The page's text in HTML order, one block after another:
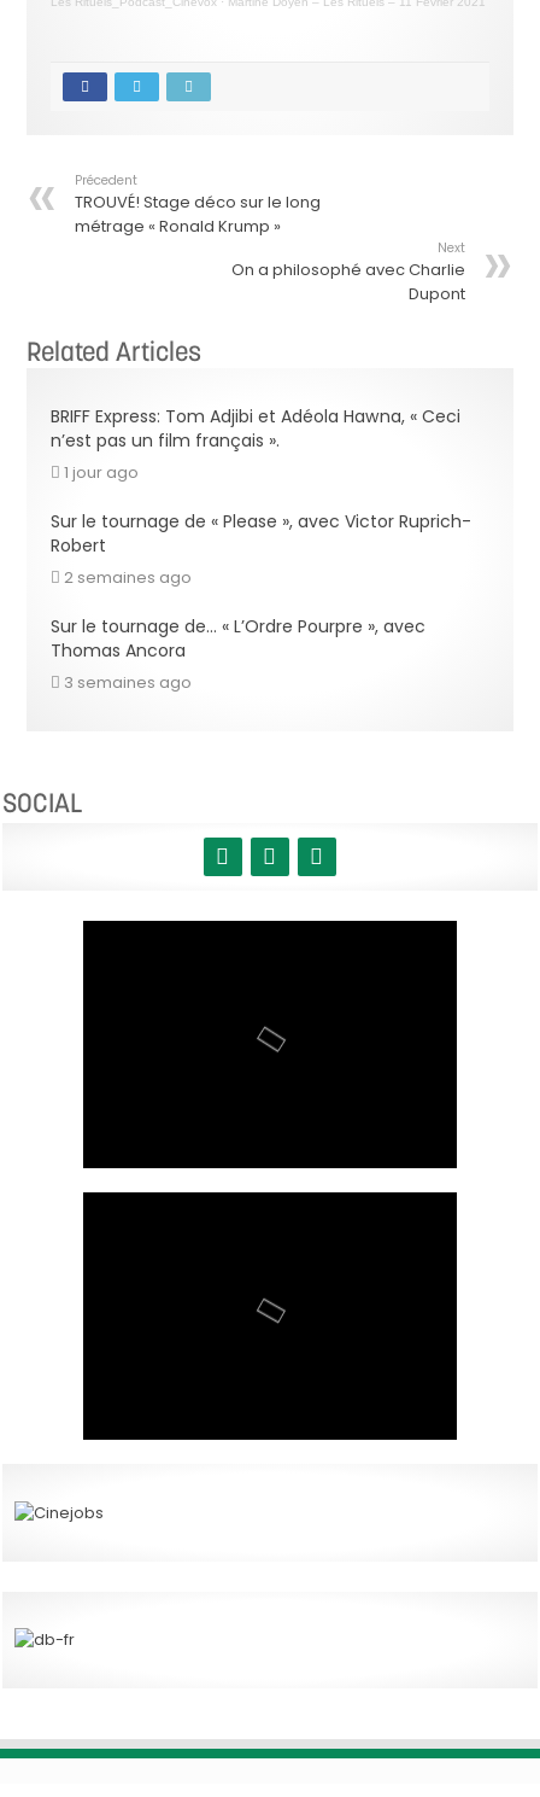
Précedent
TROUVÉ! Stage déco sur le long
métrage « Ronald Krump »
Next
On a philosophé avec Charlie
Dupont
Related Articles
BRIFF Express: Tom Adjibi et Adéola Hawna, « Ceci
n’est pas un film français ».
1 jour ago
Sur le tournage de « Please », avec Victor Ruprich-
Robert
2 semaines ago
Sur le tournage de… « L’Ordre Pourpre », avec
Thomas Ancora
3 semaines ago
SOCIAL